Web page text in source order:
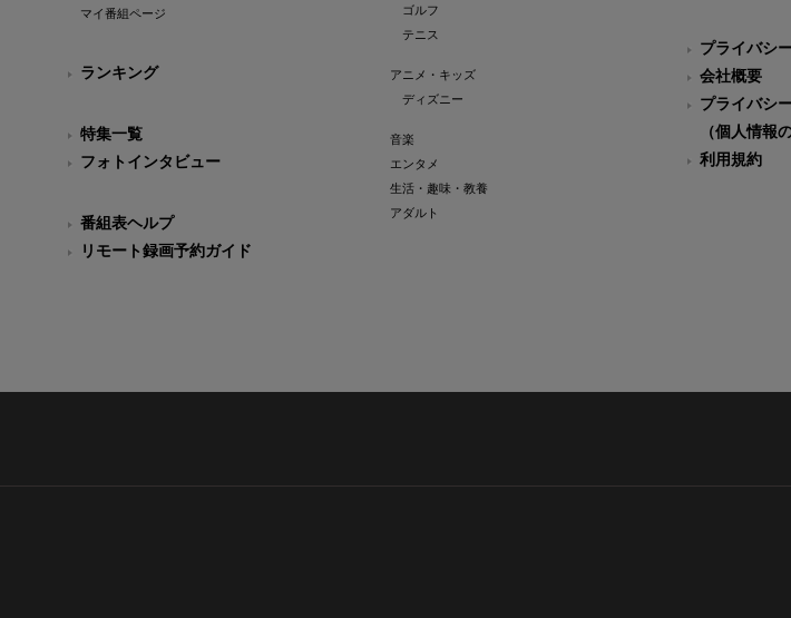
マイ番組ページ
ランキング
特集一覧
フォトインタビュー
番組表ヘルプ
リモート録画予約ガイド
ゴルフ
テニス
アニメ・キッズ
ディズニー
音楽
エンタメ
生活・趣味・教養
アダルト
プライバシ
会社概要
プライバシ
（個人情報
利用規約